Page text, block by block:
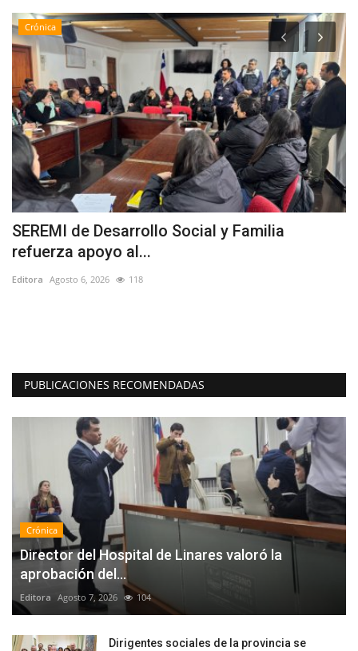
Crónica
SEREMI de Desarrollo Social y Familia
refuerza apoyo al...
Editora Agosto 6, 2026 118
PUBLICACIONES RECOMENDADAS
Crónica
Director del Hospital de Linares valoró la
aprobación del...
Editora Agosto 7, 2026 104
Dirigentes sociales de la provincia se